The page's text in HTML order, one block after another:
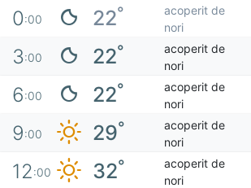
0:00 22°
acoperit de
nori
3:00 22°
acoperit de
nori
6:00 22°
acoperit de
nori
9:00 29°
acoperit de
nori
12:00 32°
acoperit de
nori